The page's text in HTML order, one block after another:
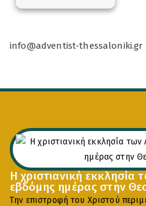
info@adventist-thessaloniki.gr
Η χριστιανική εκκλησία
εβδόμης ημέρας στην
Την επιστροφή του Χριστού